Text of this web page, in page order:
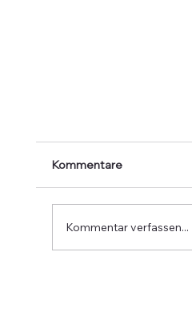
Kommentare
Kommentar verfassen...